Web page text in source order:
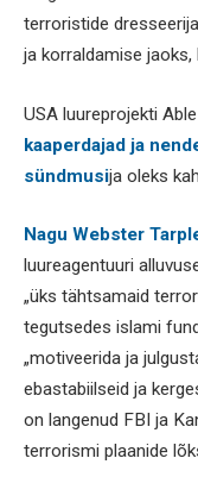
terroristide
ja korraldamise jaoks,
USA luureprojekti
kaaperdajad ja
sündmusija oleks
Nagu Webster
luureagentuuri
„üks tähtsamaid
tegutsedes islami
„motiveerida ja
ebastabiilseid ja
on langenud FBI ja
terrorismi plaanide